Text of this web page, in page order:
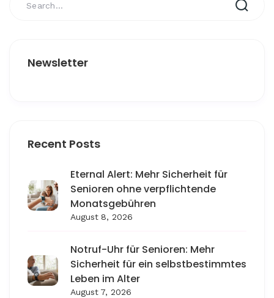
Newsletter
Recent Posts
Eternal Alert: Mehr Sicherheit für
Senioren ohne verpflichtende
Monatsgebühren
August 8, 2026
Notruf-Uhr für Senioren: Mehr
Sicherheit für ein selbstbestimmtes
Leben im Alter
August 7, 2026